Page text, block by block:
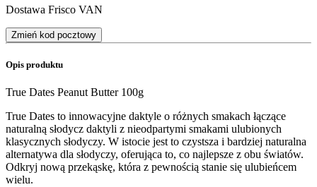
Dostawa Frisco VAN
Zmień kod pocztowy
Opis produktu
True Dates Peanut Butter 100g
True Dates to innowacyjne daktyle o różnych smakach łączące
naturalną słodycz daktyli z nieodpartymi smakami ulubionych
klasycznych słodyczy. W istocie jest to czystsza i bardziej naturalna
alternatywa dla słodyczy, oferująca to, co najlepsze z obu światów.
Odkryj nową przekąskę, która z pewnością stanie się ulubieńcem
wielu.